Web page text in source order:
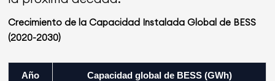
Crecimiento de la Capacidad Instalada Global de BESS
(2020-2030)
Año Capacidad global de BESS (GWh)